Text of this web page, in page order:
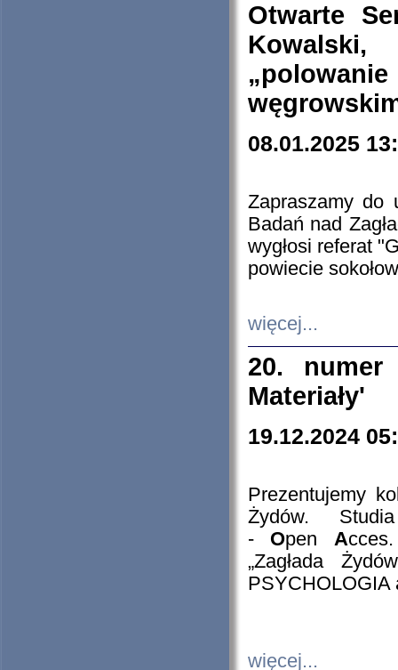
Otwarte
08.01.2025
Zapraszamy do
Badań nad
wygłosi referat
powiecie
więcej...
20. numer
Materiały'
19.12.2024
Prezentujemy
Żydów.
- Open A
„Zagłada
PSYCHOLOGIA
więcej...